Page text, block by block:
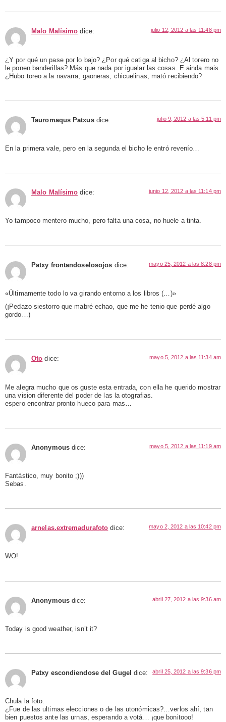
Malo Malísimo dice: julio 12, 2012 a las 11:48 pm
¿Y por qué un pase por lo bajo? ¿Por qué catiga al bicho? ¿Al torero no
le ponen banderillas? Más que nada por igualar las cosas. E ainda mais
¿Hubo toreo a la navarra, gaoneras, chicuelinas, mató recibiendo?
Tauromaqus Patxus dice: julio 9, 2012 a las 5:11 pm
En la primera vale, pero en la segunda el bicho le entró revenío…
Malo Malísimo dice: junio 12, 2012 a las 11:14 pm
Yo tampoco mentero mucho, pero falta una cosa, no huele a tinta.
Patxy frontandoselosojos dice: mayo 25, 2012 a las 8:28 pm
«Últimamente todo lo va girando entorno a los libros (…)»
(¡Pedazo siestorro que mabré echao, que me he tenio que perdé algo
gordo…)
Oto dice: mayo 5, 2012 a las 11:34 am
Me alegra mucho que os guste esta entrada, con ella he querido mostrar
una vision diferente del poder de las la otografias.
espero encontrar pronto hueco para mas…
Anonymous dice: mayo 5, 2012 a las 11:19 am
Fantástico, muy bonito ;)))
Sebas.
arnelas.extremadurafoto dice: mayo 2, 2012 a las 10:42 pm
WO!
Anonymous dice: abril 27, 2012 a las 9:36 am
Today is good weather, isn’t it?
Patxy escondiendose del Gugel dice: abril 25, 2012 a las 9:36 pm
Chula la foto.
¿Fue de las ultimas elecciones o de las utonómicas?…verlos ahí, tan
bien puestos ante las urnas, esperando a votá… ¡que bonitooo!